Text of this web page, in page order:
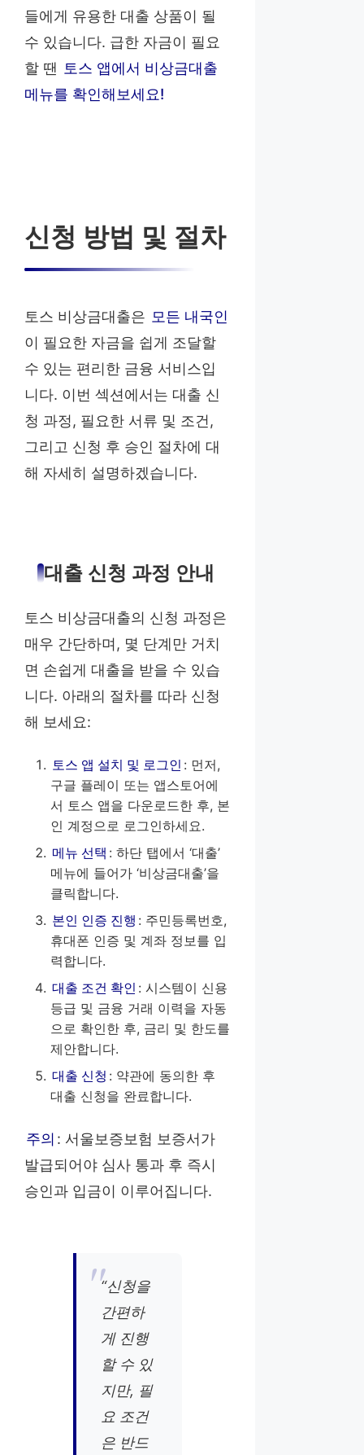
들에게 유용한 대출 상품이 될
수 있습니다. 급한 자금이 필요
할 땐 토스 앱에서 비상금대출
메뉴를 확인해보세요!
신청 방법 및 절차
토스 비상금대출은 모든 내국인
이 필요한 자금을 쉽게 조달할
수 있는 편리한 금융 서비스입
니다. 이번 섹션에서는 대출 신
청 과정, 필요한 서류 및 조건,
그리고 신청 후 승인 절차에 대
해 자세히 설명하겠습니다.
대출 신청 과정 안내
토스 비상금대출의 신청 과정은
매우 간단하며, 몇 단계만 거치
면 손쉽게 대출을 받을 수 있습
니다. 아래의 절차를 따라 신청
해 보세요:
토스 앱 설치 및 로그인 : 먼저,
구글 플레이 또는 앱스토어에
서 토스 앱을 다운로드한 후, 본
인 계정으로 로그인하세요.
메뉴 선택 : 하단 탭에서 ‘대출’
메뉴에 들어가 ‘비상금대출’을
클릭합니다.
본인 인증 진행 : 주민등록번호,
휴대폰 인증 및 계좌 정보를 입
력합니다.
대출 조건 확인 : 시스템이 신용
등급 및 금융 거래 이력을 자동
으로 확인한 후, 금리 및 한도를
제안합니다.
대출 신청 : 약관에 동의한 후
대출 신청을 완료합니다.
주의 : 서울보증보험 보증서가
발급되어야 심사 통과 후 즉시
승인과 입금이 이루어집니다.
“신청을
간편하
게 진행
할 수 있
지만, 필
요 조건
은 반드